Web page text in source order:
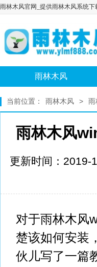
雨林木风官网_提供雨林木风系统下
雨林木风
当前位置： 雨林木风 > 雨
雨林木风
更新时间：
对于雨林木风
楚该如何安装
伙儿写了一篇